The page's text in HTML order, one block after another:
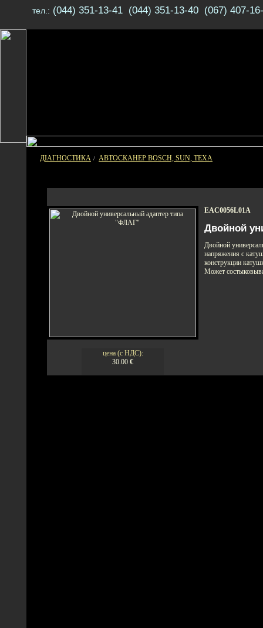
тел.: (044) 351-13-41 (044) 351-13-40 (067) 407-
ДІАГНОСТИКА / АВТОСКАНЕР BOSCH, SUN, TEXA
цена (с НДС):
30.00 €
EAC0056L01A
Двойной
Двойной
напряжения с
конструкции
Может